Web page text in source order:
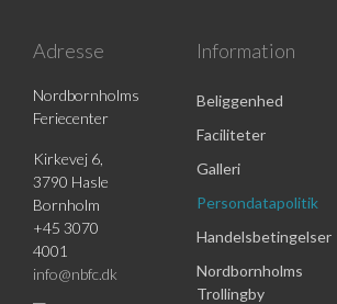
Adresse
Nordbornholms
Feriecenter
Kirkevej 6,
3790 Hasle
Bornholm
+45 3070
4001
info@nbfc.dk
Information
Beliggenhed
Faciliteter
Galleri
Persondatapolitik
Handelsbetingelser
Nordbornholms
Trollingby